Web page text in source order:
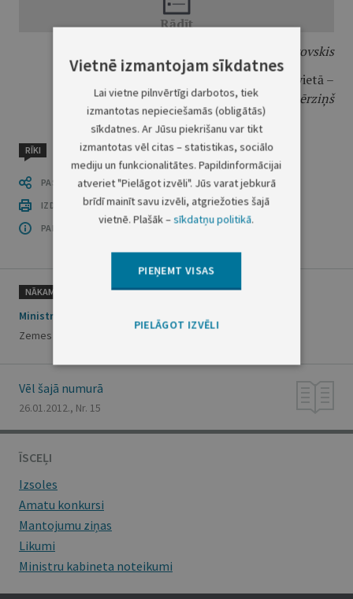
V.Dombrovskis
Zemkopības ministra vietā –
tieslietu ministrs
G.Bērziņš
RĪKI
PASTĀSTI CITIEM
IZDRUKĀT PUBLIKĀCIJU
PAR OFICIĀLO IZDEVUMU
NĀKAMAIS
Ministru kabineta noteikumi Nr.1019
Zemes kadastrālās uzmērīšanas noteikumi
Vēl šajā numurā
26.01.2012., Nr. 15
ĪSCEĻI
Izsoles
Amatu konkursi
Mantojumu ziņas
Likumi
Ministru kabineta noteikumi
Vietnē izmantojam sīkdatnes
Lai vietne pilnvērtīgi darbotos, tiek
izmantotas nepieciešamās (obligātās)
sīkdatnes. Ar Jūsu piekrišanu var tikt
izmantotas vēl citas – statistikas, sociālo
mediju un funkcionalitātes. Papildinformācijai
atveriet "Pielāgot izvēli". Jūs varat jebkurā
brīdī mainīt savu izvēli, atgriežoties šajā
vietnē. Plašāk –sīkdatņu politikā.
PIEŅEMT VISAS
PIELĀGOT IZVĒLI